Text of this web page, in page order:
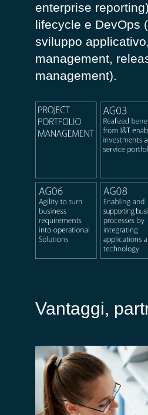
enterprise
lifecycle e DevOps
sviluppo
management,
management).
Vantaggi,